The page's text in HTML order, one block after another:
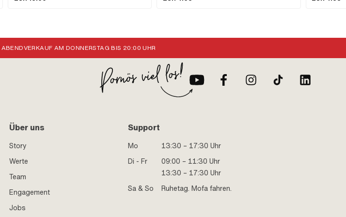
ABENDVERKAUF AM DONNERSTAG BIS 20:00 UHR
Über uns
Story
Werte
Team
Engagement
Jobs
Support
Mo
13:30 – 17:30 Uhr
Di - Fr
09:00 – 11:30 Uhr
13:30 – 17:30 Uhr
Sa & So
Ruhetag. Mofa fahren.